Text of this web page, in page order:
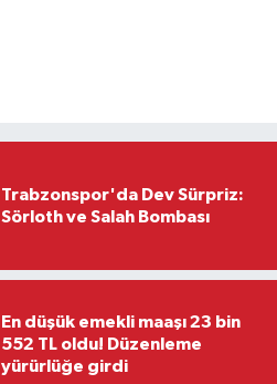
Trabzonspor'da Dev Sürpriz:
Sörloth ve Salah Bombası
En düşük emekli maaşı 23 bin
552 TL oldu! Düzenleme
yürürlüğe girdi